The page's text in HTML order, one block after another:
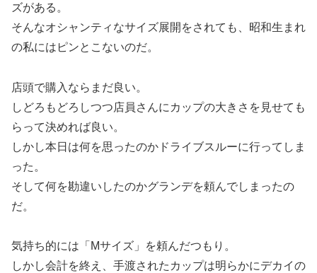
ズがある。
そんなオシャンティなサイズ展開をされても、昭和生まれ
の私にはピンとこないのだ。
店頭で購入ならまだ良い。
しどろもどろしつつ店員さんにカップの大きさを見せても
らって決めれば良い。
しかし本日は何を思ったのかドライブスルーに行ってしま
った。
そして何を勘違いしたのかグランデを頼んでしまったの
だ。
気持ち的には「Mサイズ」を頼んだつもり。
しかし会計を終え、手渡されたカップは明らかにデカイの